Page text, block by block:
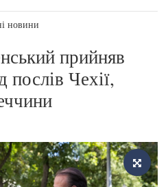
новини
прийняв
послів Чехії,